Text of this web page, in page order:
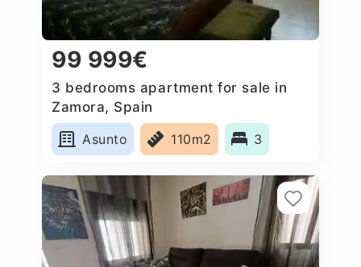
99 999€
3 bedrooms apartment for sale in
Zamora, Spain
Asunto
110m2 3